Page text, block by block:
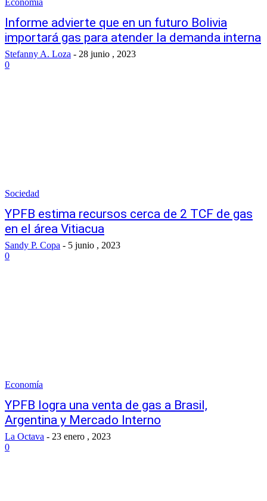
Economía
Informe advierte que en un futuro Bolivia
importará gas para atender la demanda interna
Stefanny A. Loza - 28 junio , 2023
0
Sociedad
YPFB estima recursos cerca de 2 TCF de gas
en el área Vitiacua
Sandy P. Copa - 5 junio , 2023
0
Economía
YPFB logra una venta de gas a Brasil,
Argentina y Mercado Interno
La Octava - 23 enero , 2023
0